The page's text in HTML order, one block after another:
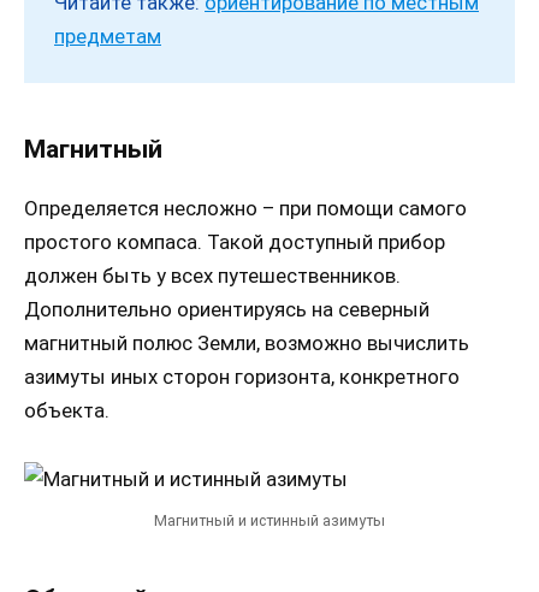
предметам
Магнитный
Определяется несложно – при помощи самого
простого компаса. Такой доступный прибор
должен быть у всех путешественников.
Дополнительно ориентируясь на северный
магнитный полюс Земли, возможно вычислить
азимуты иных сторон горизонта, конкретного
объекта.
Магнитный и истинный азимуты